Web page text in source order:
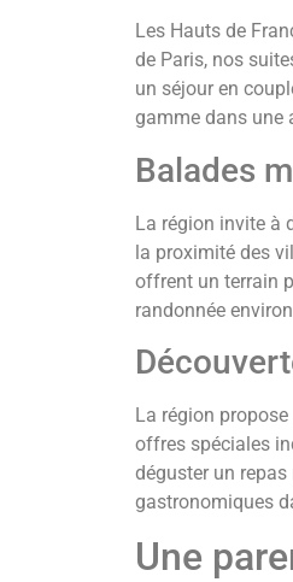
Les Hauts de
de Paris, nos
un séjour en
gamme dans une
Balades
La région invite à
la proximité des
offrent un terrain
randonnée
La région
offres spéciales
déguster un
gastronomiques
Une